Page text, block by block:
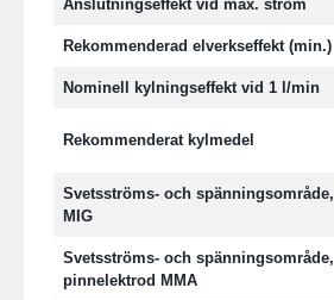
Anslutningseffekt vid max. ström
Rekommenderad elverkseffekt (min.)
Nominell kylningseffekt vid 1 l/min
Rekommenderat kylmedel
Svetsströms- och spänningsområde,
MIG
Svetsströms- och spänningsområde,
pinnelektrod MMA